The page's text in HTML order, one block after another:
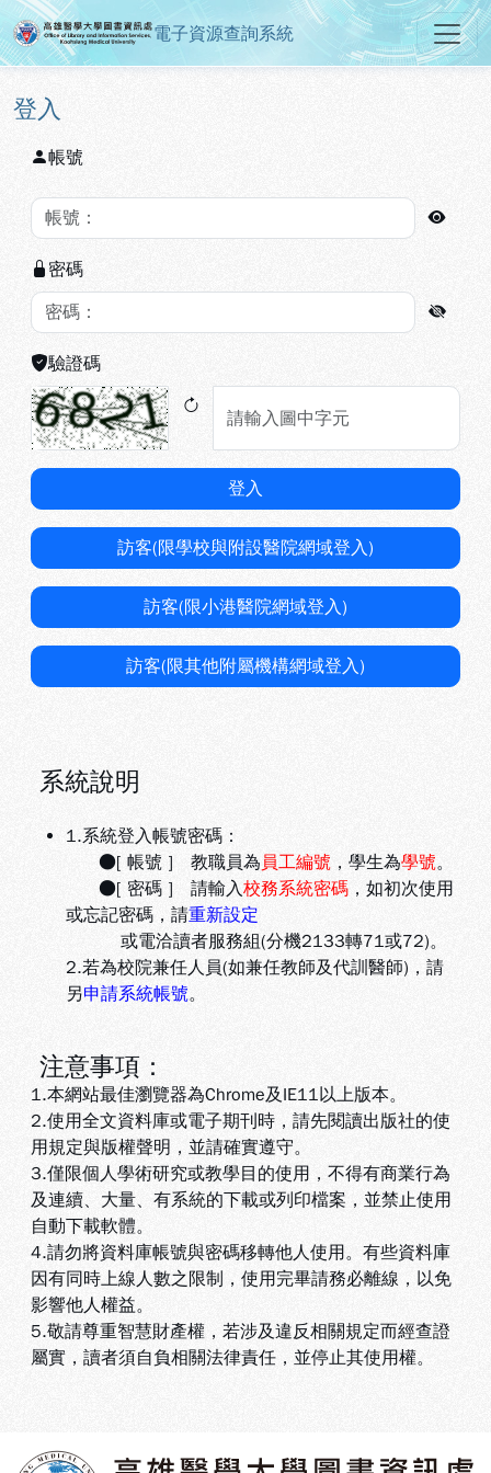
跳到主要內容
:::
高雄醫學大學圖書資訊處電子資
電子資源查詢系統
:::
登入
帳號
密碼
驗證碼
登入
訪客(限學校與附設醫院網域登入)
訪客(限小港醫院網域登入)
訪客(限其他附屬機構網域登入)
系統說明
1.系統登入帳號密碼：
●[ 帳號 ] 教職員為 員工編號 ，學生為學號。
●[ 密碼 ] 請輸入校務系統密碼 ，如初次使用
或忘記密碼，請重新設定
或電洽讀者服務組(分機2133轉71或72)。
2.若為校院兼任人員(如兼任教師及代訓醫師)，請
另申請系統帳號。
注意事項：
1.本網站最佳瀏覽器為Chrome及IE11以上版本。
2.使用全文資料庫或電子期刊時，請先閱讀出版社的使
用規定與版權聲明，並請確實遵守。
3.僅限個人學術研究或教學目的使用，不得有商業行為
及連續、大量、有系統的下載或列印檔案，並禁止使用
自動下載軟體。
4.請勿將資料庫帳號與密碼移轉他人使用。有些資料庫
因有同時上線人數之限制，使用完畢請務必離線，以免
影響他人權益。
5.敬請尊重智慧財產權，若涉及違反相關規定而經查證
屬實，讀者須自負相關法律責任，並停止其使用權。